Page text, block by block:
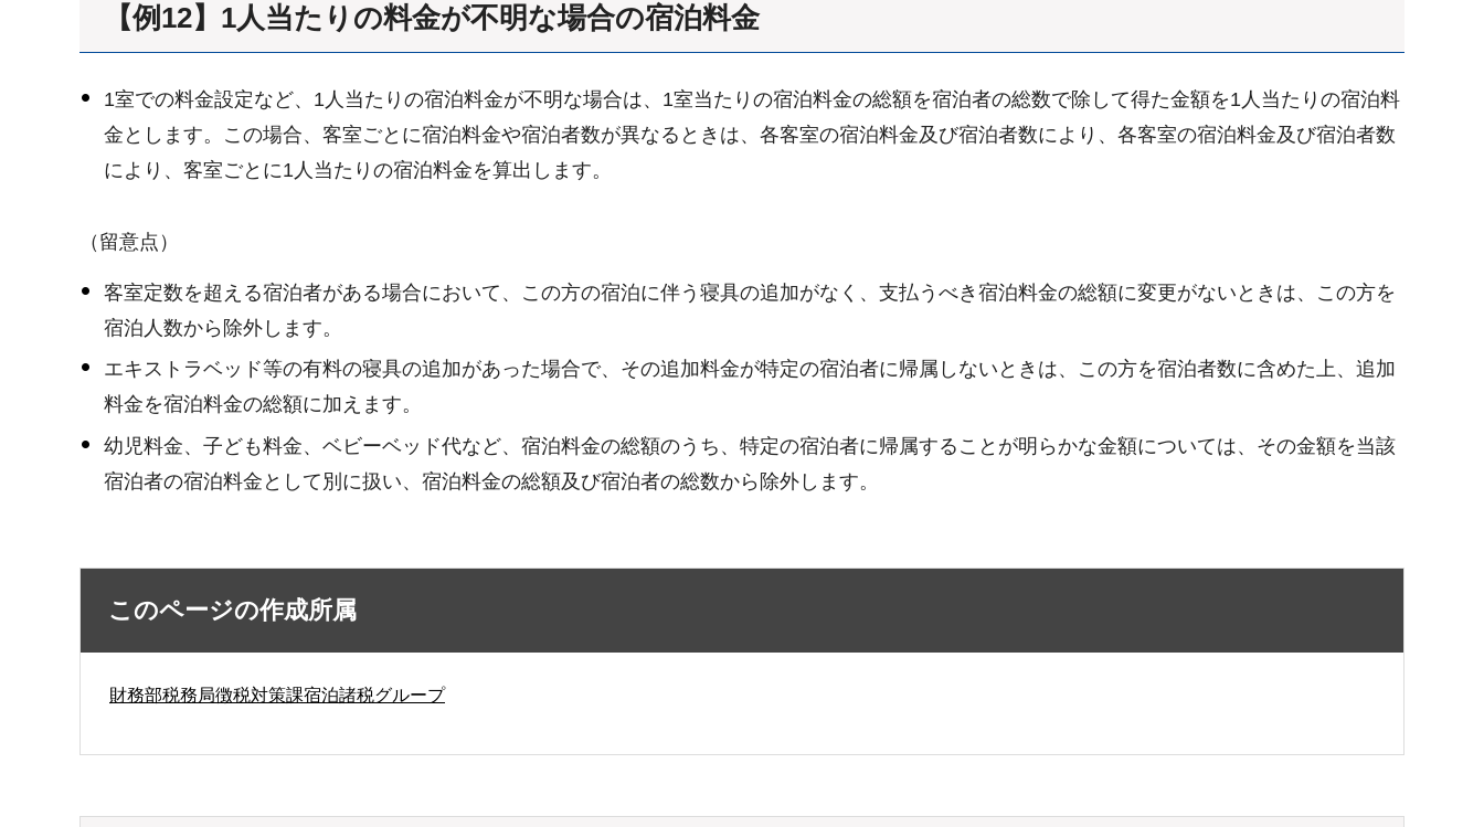
【例12】1人当たりの料金が不明な場合の宿泊料金
1室での料金設定など、1人当たりの宿泊料金が不明な場合は、1室当たりの宿泊料金の総額を宿泊者の総数で除して得た金額を1人当たりの宿泊料
金とします。この場合、客室ごとに宿泊料金や宿泊者数が異なるときは、各客室の宿泊料金及び宿泊者数により、各客室の宿泊料金及び宿泊者数
により、客室ごとに1人当たりの宿泊料金を算出します。
（留意点）
客室定数を超える宿泊者がある場合において、この方の宿泊に伴う寝具の追加がなく、支払うべき宿泊料金の総額に変更がないときは、この方を
宿泊人数から除外します。
エキストラベッド等の有料の寝具の追加があった場合で、その追加料金が特定の宿泊者に帰属しないときは、この方を宿泊者数に含めた上、追加
料金を宿泊料金の総額に加えます。
幼児料金、子ども料金、ベビーベッド代など、宿泊料金の総額のうち、特定の宿泊者に帰属することが明らかな金額については、その金額を当該
宿泊者の宿泊料金として別に扱い、宿泊料金の総額及び宿泊者の総数から除外します。
このページの作成所属
財務部税務局徴税対策課宿泊諸税グループ